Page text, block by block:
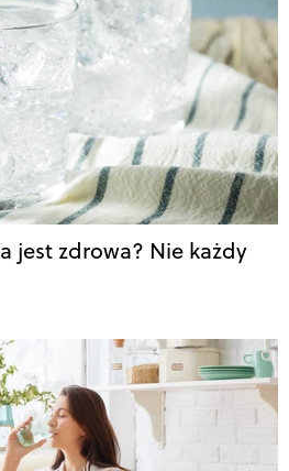
jest zdrowa? Nie każdy